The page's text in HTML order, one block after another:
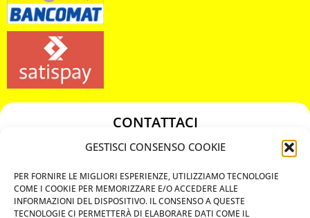
GESTISCI CONSENSO COOKIE
PER FORNIRE LE MIGLIORI ESPERIENZE, UTILIZZIAMO TECNOLOGIE
COME I COOKIE PER MEMORIZZARE E/O ACCEDERE ALLE
INFORMAZIONI DEL DISPOSITIVO. IL CONSENSO A QUESTE
TECNOLOGIE CI PERMETTERÀ DI ELABORARE DATI COME IL
CONTATTACI
349 3863811
chiavicodificate@gmail.com